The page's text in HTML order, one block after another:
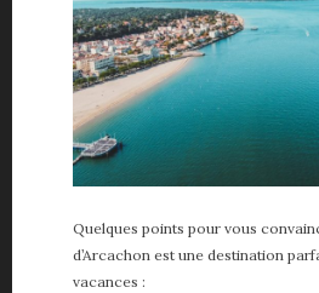
Quelques points pour vous
d’Arcachon est une destination
vacances :